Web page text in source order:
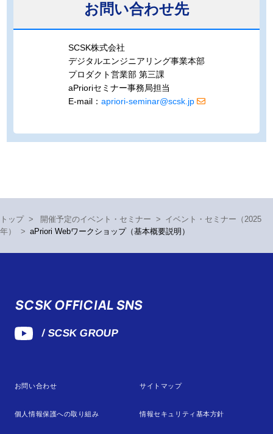
トップ > 開催予定のイベント・セミナー >
イベント・セミナー（2025
年）
> aPriori Webワークショップ（基本概要説明）
お問い合わせ先
SCSK株式会社
デジタルエンジニアリング事業本部
プロダクト営業部 第三課
aPrioriセミナー事務局担当
E-mail： apriori-seminar@scsk.jp
SCSK OFFICIAL SNS
/ SCSK GROUP
お問い合わせ サイトマップ
個人情報保護への取り組み 情報セキュリティ基本方針